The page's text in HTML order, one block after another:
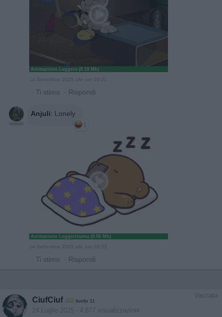
Animazione Leggera (0.19 Mb)
· Ti stimo · Rispondi
Anjuli: Lonely
1
Animazione Leggerissima (0.06 Mb)
· Ti stimo · Rispondi
Vaccata
CiufCiuf livello 11
24 Luglio 2025 - 4.877 visualizzazioni